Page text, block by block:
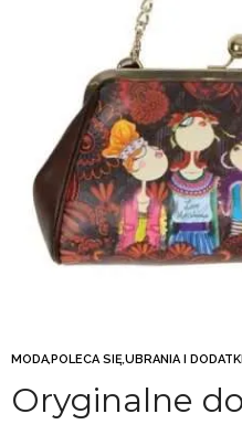
MODA,POLECA SIĘ,UBRANIA I DODATKI
Oryginalne